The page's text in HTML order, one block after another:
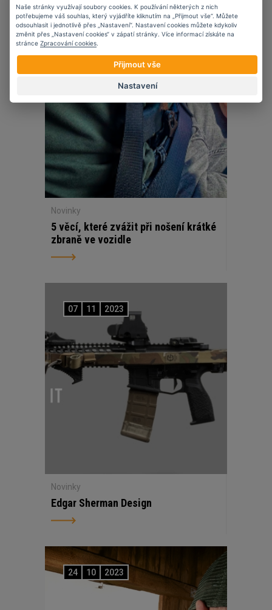
27 11 2025
Novinky
5 věcí, které zvážit při nošení krátké
zbraně ve vozidle
07 11 2023
Novinky
Edgar Sherman Design
24 10 2023
Naše stránky využívají soubory cookies. K používání některých z nich
potřebujeme váš souhlas, který vyjádříte kliknutím na „Přijmout vše“. Můžete
odsouhlasit i jednotlivě přes „Nastavení“. Nastavení cookies můžete kdykoliv
změnit přes „Nastavení cookies“ v zápatí stránky. Více informací získáte na
stránce Zpracování cookies
Přijmout vše
Nastavení